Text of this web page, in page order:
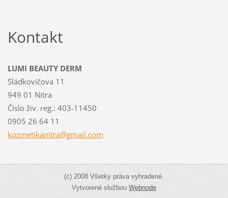
Kontakt
LUMI BEAUTY DERM
Sládkovičova 11
949 01 Nitra
Číslo živ. reg.: 403-11450
0905 26 64 11
kozmetikanitra@gmail.com
(c) 2008 Všetky práva vyhradené.
Vytvorené službouWebnode